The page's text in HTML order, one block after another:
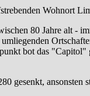
Wohnort
80 Jahre alt -
bot das
gesenkt, ansonsten